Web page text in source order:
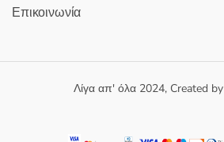
Επικοινωνία
Λίγα απ' όλα 2024, Created by